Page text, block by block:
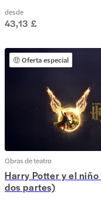
desde
43,13 £
🤑Oferta especial
Obras de teatro
Harry Potter y el
dos partes)